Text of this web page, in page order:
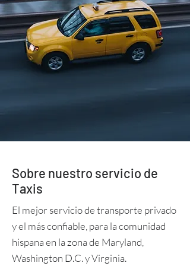
Sobre nuestro servicio de
Taxis
El mejor servicio de transporte privado
y el más confiable, para la comunidad
hispana en la zona de Maryland,
Washington D.C. y Virginia.